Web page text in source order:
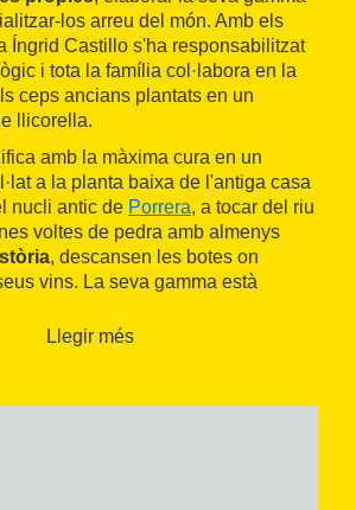
los arreu del món. Amb els
Íngrid Castillo s'ha responsabilitzat
i tota la família col·labora en la
ceps ancians plantats en un
llicorella.
amb la màxima cura en un
a la planta baixa de l'antiga casa
nucli antic de Porrera, a tocar del riu
voltes de pedra amb almenys
, descansen les botes on
vins. La seva gamma està
la part més alta de la finca; el
plantades al pla.
Llegir més